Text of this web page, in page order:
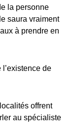
la personne
saura vraiment
à prendre en
de
offrent
au spécialiste